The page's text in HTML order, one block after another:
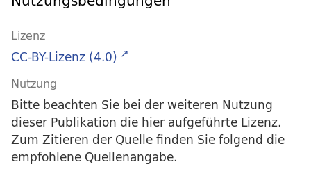
Lizenz
CC-BY-Lizenz (4.0)
Nutzung
Bitte beachten Sie bei der weiteren Nutzung
dieser Publikation die hier aufgeführte Lizenz.
Zum Zitieren der Quelle finden Sie folgend die
empfohlene Quellenangabe.